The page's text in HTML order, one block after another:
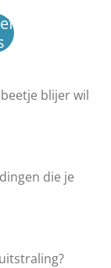
blijer wil
die je